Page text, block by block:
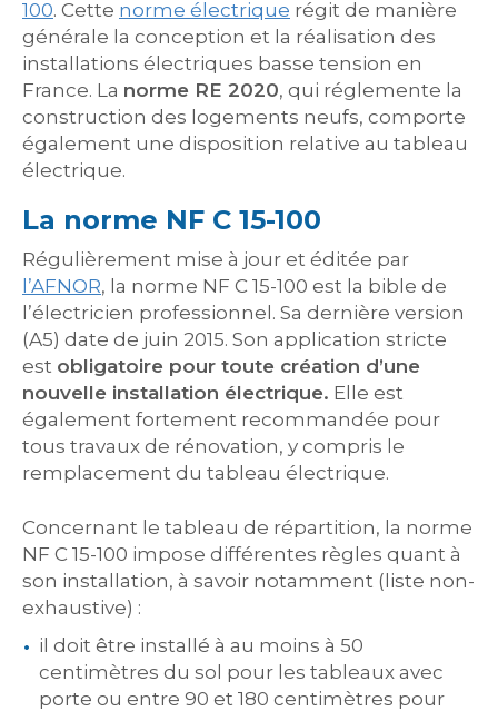
100. Cette norme électrique régit de manière
générale la conception et la réalisation des
installations électriques basse tension en
France. La norme RE 2020, qui réglemente la
construction des logements neufs, comporte
également une disposition relative au tableau
électrique.
La norme NF C 15-100
Régulièrement mise à jour et éditée par
l’AFNOR, la norme NF C 15-100 est la bible de
l’électricien professionnel. Sa dernière version
(A5) date de juin 2015. Son application stricte
est obligatoire pour toute création d’une
nouvelle installation électrique. Elle est
également fortement recommandée pour
tous travaux de rénovation, y compris le
remplacement du tableau électrique.
Concernant le tableau de répartition, la norme
NF C 15-100 impose différentes règles quant à
son installation, à savoir notamment (liste non-
exhaustive) :
il doit être installé à au moins à 50
centimètres du sol pour les tableaux avec
porte ou entre 90 et 180 centimètres pour